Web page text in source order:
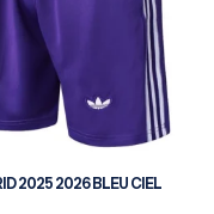
2025 2026 BLEU CIEL